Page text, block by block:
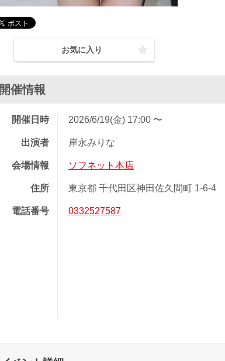
お気に入り
開催情報
開催日時 2026/6/19(金) 17:00 〜
出演者 岸永みりな
会場情報 ソフネット本店
住所 東京都 千代田区神田佐久間町 1-6-4
電話番号 0332527587